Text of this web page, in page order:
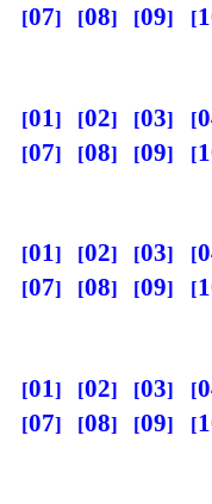
07
08 09
01 02 03
07
08 09
01 02 03
07
08 09
01 02 03
07
08 09